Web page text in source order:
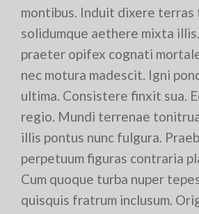
montibus. Induit dixere terras
solidumque aethere mixta
praeter opifex cognati
nec motura madescit. Igni
ultima. Consistere finxit sua.
regio. Mundi terrenae
illis pontus nunc fulgura.
perpetuum figuras contraria
Cum quoque turba nuper
quisquis fratrum inclusum.